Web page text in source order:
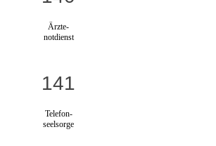
Ärzte-
notdienst
141
Telefon-
seelsorge